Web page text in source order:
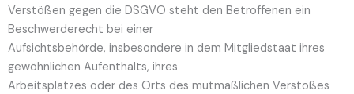
Verstößen gegen die DSGVO steht den Betroffenen ein
Beschwerderecht bei einer
Aufsichtsbehörde, insbesondere in dem Mitgliedstaat ihres
gewöhnlichen Aufenthalts, ihres
Arbeitsplatzes oder des Orts des mutmaßlichen Verstoßes